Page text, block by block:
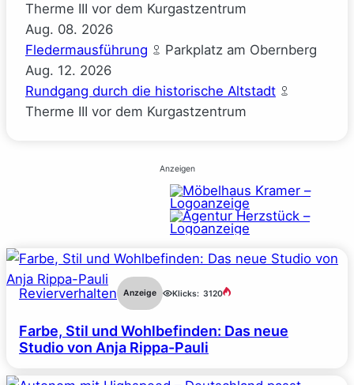
Therme III vor dem Kurgastzentrum
Aug. 08. 2026
Fledermausführung
Parkplatz am Obernberg
Aug. 12. 2026
Rundgang durch die historische Altstadt
Therme III vor dem Kurgastzentrum
Anzeigen
Revierverhalten Anzeige Klicks: 3120
Farbe, Stil und Wohlbefinden: Das neue
Studio von Anja Rippa-Pauli